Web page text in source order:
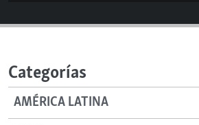
Categorías
AMÉRICA LATINA